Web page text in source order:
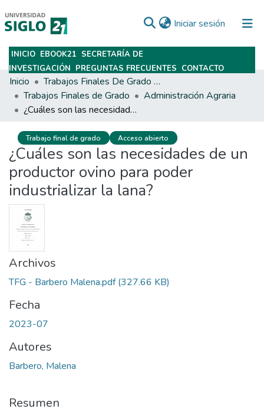
Iniciar sesión (current)
Subir
INICIO EBOOK21 SECRETARÍA DE
INVESTIGACIÓN PREGUNTAS FRECUENTES CONTACTO
Inicio
Trabajos Finales De Grado Y Posgrado
Trabajos Finales de Grado
Administración Agraria
¿Cuáles son las necesidades de un productor ovino para poder industrializar la lana?
Trabajo final de grado Acceso abierto
¿Cuáles son las necesidades de un
productor ovino para poder
industrializar la lana?
Archivos
TFG - Barbero Malena.pdf(327.66 KB)
Fecha
2023-07
Autores
Barbero, Malena
Resumen